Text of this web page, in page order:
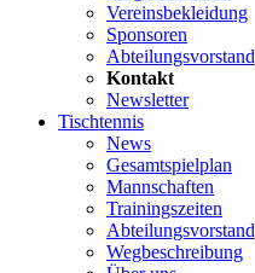
Vereinsbekleidung
Sponsoren
Abteilungsvorstand
Kontakt
Newsletter
Tischtennis
News
Gesamtspielplan
Mannschaften
Trainingszeiten
Abteilungsvorstand
Wegbeschreibung